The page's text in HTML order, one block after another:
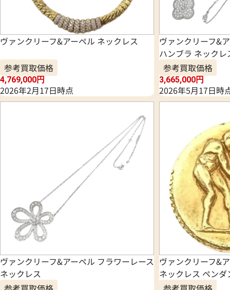
ヴァンクリーフ&アーペル ネックレス
参考買取価格
4,769,000円
2026年2月17日時点
ヴァンクリーフ&
ハンブラ ネックレ
参考買取価格
3,665,000円
2026年5月17日時
ヴァンクリーフ&アーペル フラワーレース
ネックレス
ヴァンクリーフ&
ネックレス ペン